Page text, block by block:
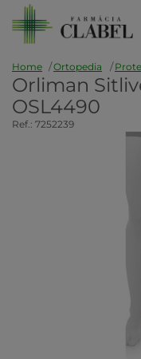
Home Ortopedia
Orliman
OSL4490
Ref.: 7252239